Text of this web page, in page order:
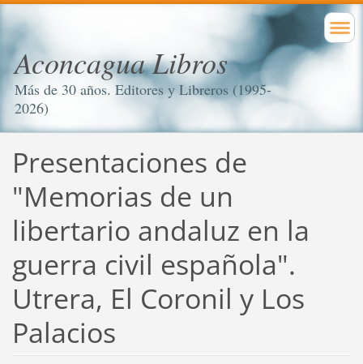
Aconcagua Libros
Más de 30 años. Editores y Libreros (1995-
2026)
Presentaciones de
"Memorias de un
libertario andaluz en la
guerra civil española".
Utrera, El Coronil y Los
Palacios